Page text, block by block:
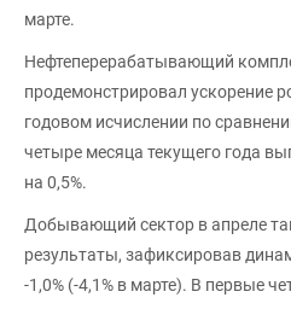
марте.
Нефтеперерабатывающий
продемонстрировал ускорение
годовом исчислении по
четыре месяца текущего года
на 0,5%.
Добывающий сектор в апреле
результаты, зафиксировав
-1,0% (-4,1% в марте). В первые